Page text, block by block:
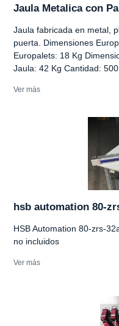
Jaula Metalica con
Jaula fabricada en metal,
puerta. Dimensiones
Europalets: 18 Kg
Jaula: 42 Kg Cantidad:
Ver más
hsb automation 80-
HSB Automation 80-zrs-
no incluidos
Ver más